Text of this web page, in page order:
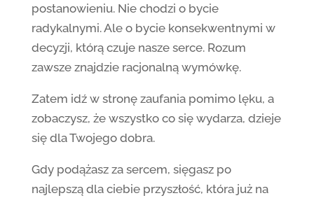
postanowieniu. Nie chodzi o bycie
radykalnymi. Ale o bycie konsekwentnymi w
decyzji, którą czuje nasze serce. Rozum
zawsze znajdzie racjonalną wymówkę.
Zatem idź w stronę zaufania pomimo lęku, a
zobaczysz, że wszystko co się wydarza, dzieje
się dla Twojego dobra.
Gdy podążasz za sercem, sięgasz po
najlepszą dla ciebie przyszłość, która już na